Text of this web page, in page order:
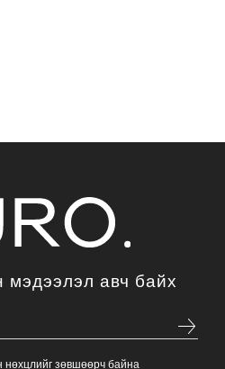
мэдээлэл авч байх
нөхцлийг зөвшөөрч байна